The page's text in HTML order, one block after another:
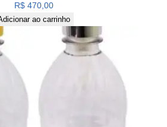
R$ 470,00
ao carrinho